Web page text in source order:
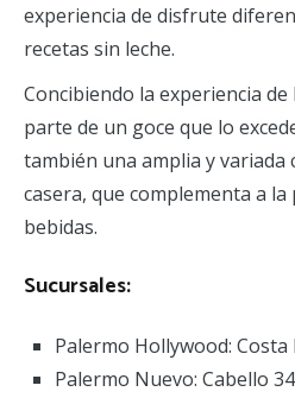
experiencia de disfrute
recetas sin leche.
Concibiendo la experiencia
parte de un goce que lo
también una amplia y variada
casera, que complementa a la
bebidas.
Sucursales:
Palermo Hollywood: Costa
Palermo Nuevo: Cabello